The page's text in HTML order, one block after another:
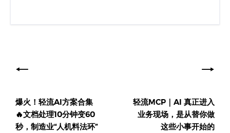
章
导
航爆火！轻流AI方案合集
🔥文档处理10分钟变60
秒，制造业“人机料法环”
轻流MCP｜AI 真正进入
业务现场，是从替你做
这些小事开始的